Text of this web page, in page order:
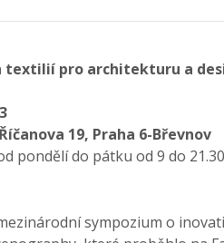
textilií pro architekturu a
19, Praha 6-Břevnov
pondělí do pátku od 9 do
sympozium o